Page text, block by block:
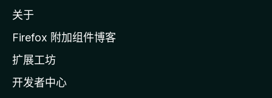
i
l
a
主
关于
Firefox 附加组件博客
扩展工坊
开发者中心